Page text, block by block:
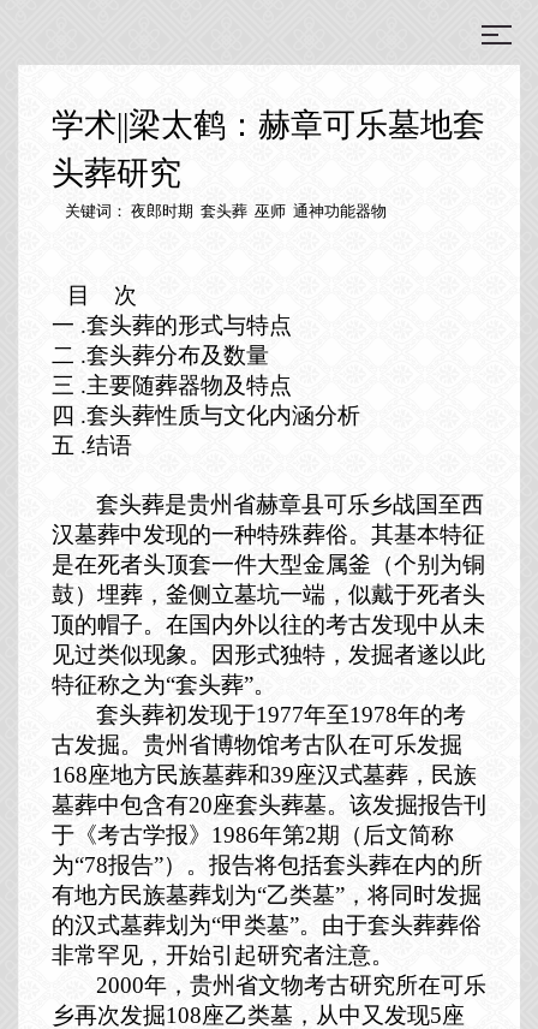
学术||梁太鹤：赫章可乐墓地套
头葬研究
关键词： 夜郎时期 套头葬 巫师 通神功能器物
目 次
一 .套头葬的形式与特点
二 .套头葬分布及数量
三 .主要随葬器物及特点
四 .套头葬性质与文化内涵分析
五 .结语
套头葬是贵州省赫章县可乐乡战国至西
汉墓葬中发现的一种特殊葬俗。其基本特征
是在死者头顶套一件大型金属釜（个别为铜
鼓）埋葬，釜侧立墓坑一端，似戴于死者头
顶的帽子。在国内外以往的考古发现中从未
见过类似现象。因形式独特，发掘者遂以此
特征称之为“套头葬”。
套头葬初发现于1977年至1978年的考
古发掘。贵州省博物馆考古队在可乐发掘
168座地方民族墓葬和39座汉式墓葬，民族
墓葬中包含有20座套头葬墓。该发掘报告刊
于《考古学报》 1986年第2期（后文简称
为“78报告”）。报告将包括套头葬在内的所
有地方民族墓葬划为“乙类墓”，将同时发掘
的汉式墓葬划为“甲类墓”。由于套头葬葬俗
非常罕见，开始引起研究者注意。
2000年，贵州省文物考古研究所在可乐
乡再次发掘108座乙类墓，从中又发现5座